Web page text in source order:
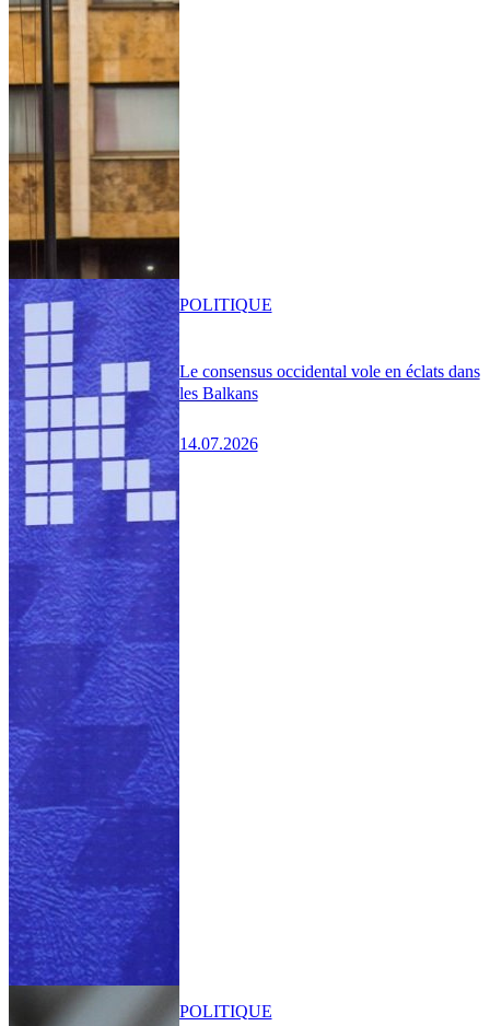
Le consensus occidental vole en éclats dans
les Balkans
14.07.2026
POLITIQUE
POLITIQUE